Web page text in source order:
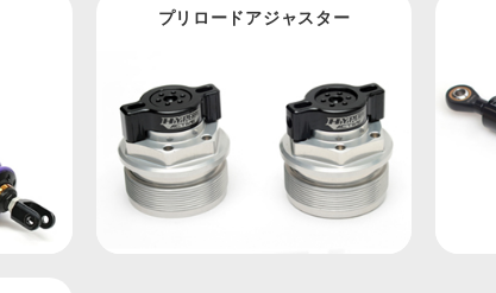
プリロードアジャスター